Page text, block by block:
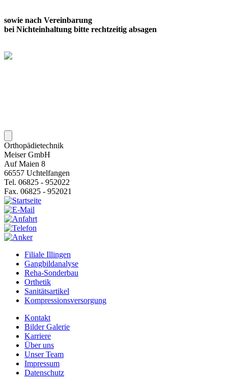
sowie nach Vereinbarung
bei Nichteinhaltung bitte rechtzeitig absagen
Orthopädietechnik
Meiser GmbH
Auf Maien 8
66557 Uchtelfangen
Tel. 06825 - 952022
Fax. 06825 - 952021
Filiale Illingen
Gangbildanalyse
Reha-Sonderbau
Orthetik
Sanitätsartikel
Kompressionsversorgung
Kontakt
Bilder Galerie
Karriere
Über uns
Unser Team
Impressum
Datenschutz